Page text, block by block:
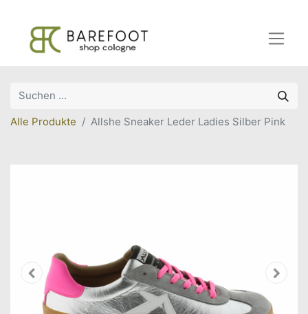
Alle Produkte Allshe Sneaker Leder Ladies Silber Pink